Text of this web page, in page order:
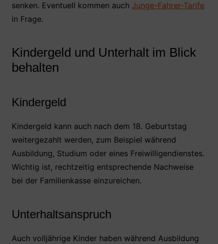
senken. Eventuell kommen auch Junge-Fahrer-Tarife
in Frage.
Kindergeld und Unterhalt im Blick
behalten
Kindergeld
Kindergeld kann auch nach dem 18. Geburtstag
weitergezahlt werden, zum Beispiel während
Ausbildung, Studium oder eines Freiwilligendienstes.
Wichtig ist, rechtzeitig entsprechende Nachweise
bei der Familienkasse einzureichen.
Unterhaltsanspruch
Auch volljährige Kinder haben während Ausbildung